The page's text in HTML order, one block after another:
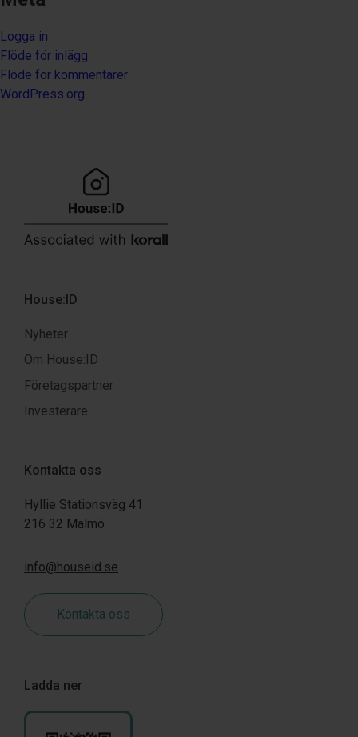
Logga in
Flöde för inlägg
Flöde för kommentarer
WordPress.org
House:ID
Nyheter
Om House:ID
Företagspartner
Investerare
Kontakta oss
Hyllie Stationsväg 41
216 32 Malmö
info@houseid.se
Kontakta oss
Ladda ner